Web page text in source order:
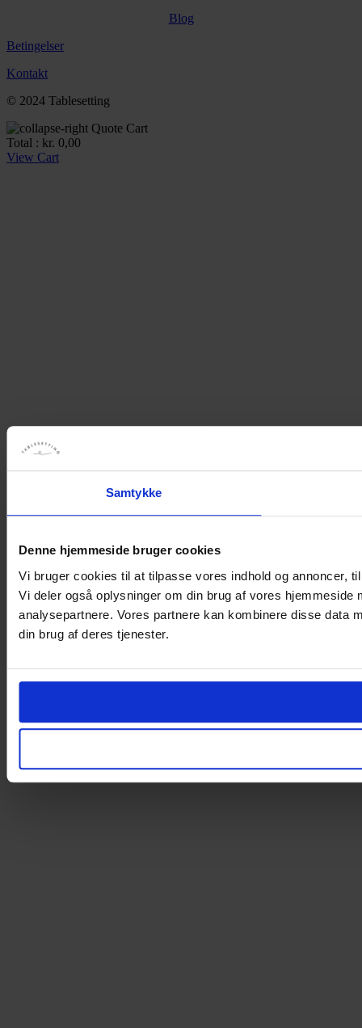
Samtykke
Denne hjemmeside bruger cookies
Vi bruger cookies til at tilpasse vores indhold og annoncer,
Vi deler også oplysninger om din brug af vores
analysepartnere. Vores partnere kan kombinere disse data
din brug af deres tjenester.
Blog
Betingelser
Kontakt
© 2024 Tablesetting
Quote Cart
Total : kr. 0,00
View Cart